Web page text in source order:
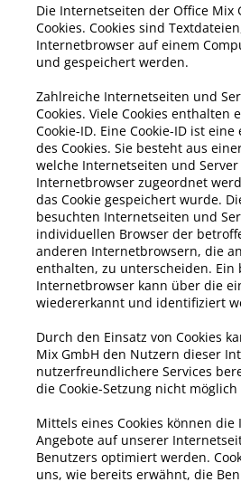
Die Internetseiten der Office Mix
Cookies. Cookies sind
Internetbrowser auf einem
und gespeichert werden.
Zahlreiche Internetseiten und
Cookies. Viele Cookies enthalten
Cookie-ID. Eine Cookie-ID ist
des Cookies. Sie besteht aus
welche Internetseiten und
Internetbrowser zugeordnet
das Cookie gespeichert wurde.
besuchten Internetseiten und
individuellen Browser der
anderen Internetbrowsern, die
enthalten, zu unterscheiden. Ein
Internetbrowser kann über die
wiedererkannt und identifiziert
Durch den Einsatz von Cookies
Mix GmbH den Nutzern dieser
nutzerfreundlichere Services
die Cookie-Setzung nicht möglich
Mittels eines Cookies können
Angebote auf unserer
Benutzers optimiert werden.
uns, wie bereits erwähnt, die